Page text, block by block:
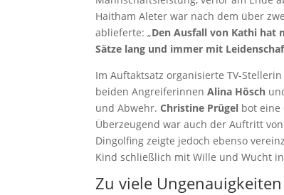
Haitham Aleter war nach dem über
ablieferte: „Den Ausfall von Kathi hat
Sätze lang und immer mit
Im Auftaktsatz organisierte TV-Stellerin
beiden AngreiferinnenAlina Hösch
und Abwehr.Christine Prügel bot
Überzeugend war auch der Auftritt von
Dingolfing zeigte jedoch ebenso
Kind schließlich mit Wille und Wucht
Zu viele Ungenauigkeiten